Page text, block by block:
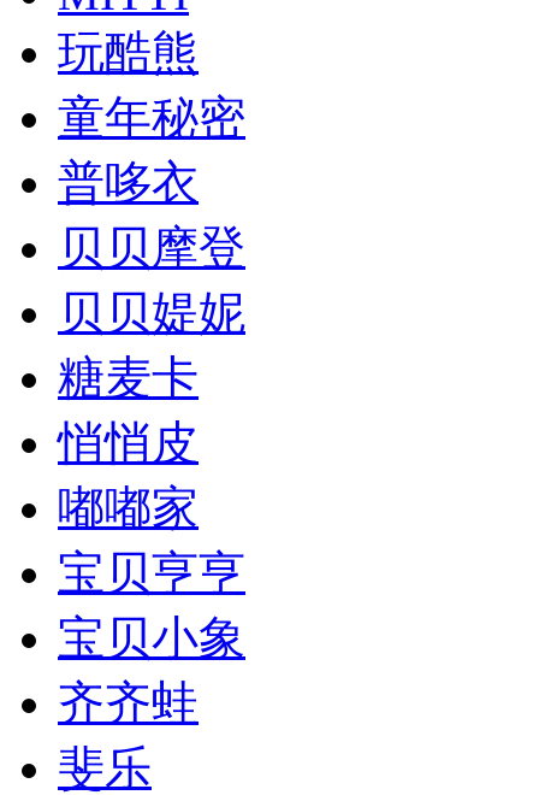
玩酷熊
童年秘密
普哆衣
贝贝摩登
贝贝媞妮
糖麦卡
悄悄皮
嘟嘟家
宝贝亨亨
宝贝小象
齐齐蛙
斐乐